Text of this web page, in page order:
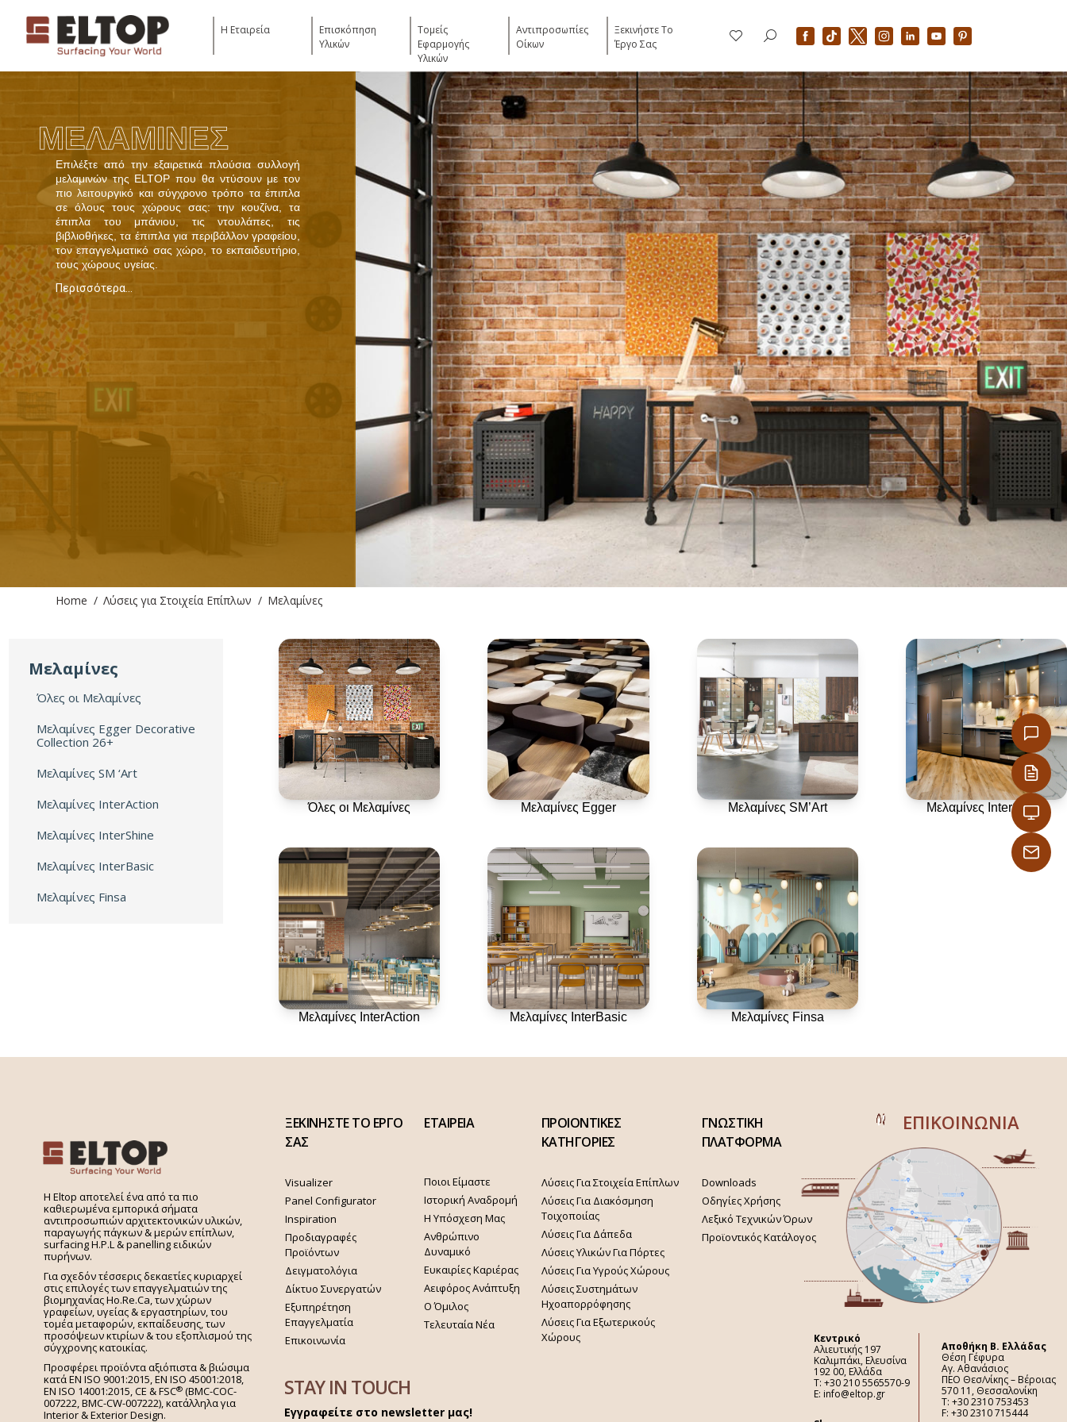
Η Εταιρεία
Επισκόπηση
Υλικών
Τομείς
Εφαρμογής
Υλικών
Αντιπροσωπίες
Οίκων
Ξεκινήστε Το
Έργο Σας
ΜΕΛΑΜΙΝΕΣ
Επιλέξτε από την εξαιρετικά πλούσια συλλογή
μελαμινών της ELTOP που θα ντύσουν με τον
πιο λειτουργικό και σύγχρονο τρόπο τα έπιπλα
σε όλους τους χώρους σας: την κουζίνα, τα
έπιπλα του μπάνιου, τις ντουλάπες, τις
βιβλιοθήκες, τα έπιπλα για περιβάλλον γραφείου,
τον επαγγελματικό σας χώρο, το εκπαιδευτήριο,
τους χώρους υγείας.
Περισσότερα...
You are here:
Home Λύσεις για Στοιχεία Επίπλων Μελαμίνες
Μελαμίνες
Όλες οι Μελαμίνες
Μελαμίνες Egger Decorative
Collection 26+
Μελαμίνες SM ‘Art
Μελαμίνες InterAction
Μελαμίνες InterShine
Μελαμίνες InterBasic
Μελαμίνες Finsa
Όλες οι Μελαμίνες Μελαμίνες Egger Μελαμίνες SM’Art Μελαμίνες InterShine
Μελαμίνες InterAction Μελαμίνες InterBasic Μελαμίνες Finsa
H Eltop αποτελεί ένα από τα πιο
καθιερωμένα εμπορικά σήματα
αντιπροσωπιών αρχιτεκτονικών υλικών,
παραγωγής πάγκων & μερών επίπλων,
surfacing H.P.L & panelling ειδικών
πυρήνων.
Για σχεδόν τέσσερις δεκαετίες κυριαρχεί
στις επιλογές των επαγγελματιών της
βιομηχανίας Ho.Re.Ca, των χώρων
γραφείων, υγείας & εργαστηρίων, του
τομέα μεταφορών, εκπαίδευσης, των
προσόψεων κτιρίων & του εξοπλισμού της
σύγχρονης κατοικίας.
Προσφέρει προϊόντα αξιόπιστα & βιώσιμα
κατά EN ISO 9001:2015, EN ISO 45001:2018,
EN ISO 14001:2015,CE & FSC® (BMC-COC-
007222, BMC-CW-007222), κατάλληλα για
Interior & Exterior Design.
ΞΕΚΙΝΗΣΤΕ ΤΟ ΕΡΓΟ
ΣΑΣ
Visualizer
Panel Configurator
Inspiration
Προδιαγραφές
Προϊόντων
Δειγματολόγια
Δίκτυο Συνεργατών
Εξυπηρέτηση
Επαγγελματία
Επικοινωνία
ΕΤΑΙΡΕΙΑ
Ποιοι Είμαστε
Ιστορική Αναδρομή
Η Υπόσχεση Μας
Ανθρώπινο
Δυναμικό
Ευκαιρίες Καριέρας
Αειφόρος Ανάπτυξη
Ο Όμιλος
Τελευταία Νέα
ΠΡΟΙΟΝΤΙΚΕΣ
ΚΑΤΗΓΟΡΙΕΣ
Λύσεις Για Στοιχεία Επίπλων
Λύσεις Για Διακόσμηση
Τοιχοποιίας
Λύσεις Για Δάπεδα
Λύσεις Υλικών Για Πόρτες
Λύσεις Για Υγρούς Χώρους
Λύσεις Συστημάτων
Ηχοαπορρόφησης
Λύσεις Για Εξωτερικούς
Χώρους
ΓΝΩΣΤΙΚΗ
ΠΛΑΤΦΟΡΜΑ
Downloads
Οδηγίες Χρήσης
Λεξικό Τεχνικών Όρων
Προϊοντικός Κατάλογος
ΕΠΙΚΟΙΝΩΝΙΑ
Κεντρικό
Αλιευτικής 197
Καλιμπάκι, Ελευσίνα
192 00, Ελλάδα
Τ: +30 210 5565570-9
E: info@eltop.gr
Aποθήκη Β. Ελλάδας
Θέση Γέφυρα
Αγ. Αθανάσιος
ΠΕΟ Θεσ/νίκης – Βέροιας
570 11, Θεσσαλονίκη
Τ: +30 2310 753453
F: +30 2310 715444
STAY IN TOUCH
Εγγραφείτε στο newsletter μας!